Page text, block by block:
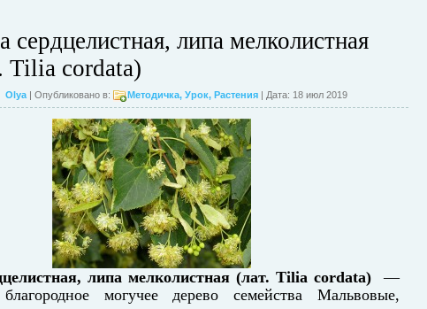
сердцелистная, липа мелколистная
Tilia cordata)
Olya| Опубликовано в: Методичка, Урок, Растения| Дата: 18 июл 2019
липа мелколистная (лат. Tilia cordata)
—
благородное могучее дерево семейства Мальвовые,